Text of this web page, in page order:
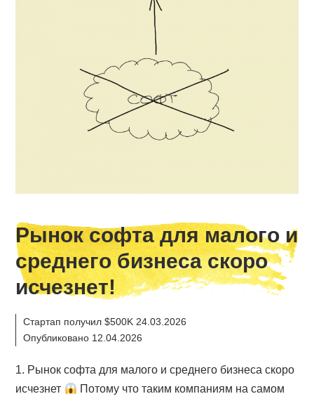
Рынок софта для малого и
среднего бизнеса скоро
исчезнет!
Стартап получил $500K 24.03.2026
Опубликовано 12.04.2026
1. Рынок софта для малого и среднего бизнеса скоро
исчезнет
Потому что таким компаниям на самом